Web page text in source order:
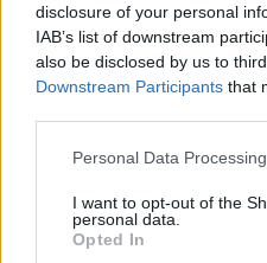
disclosure of your personal
IAB’s list of downstream
also be disclosed by us to
Downstream Participants that
Personal Data
I want to opt-out of the
personal data.
Opted In